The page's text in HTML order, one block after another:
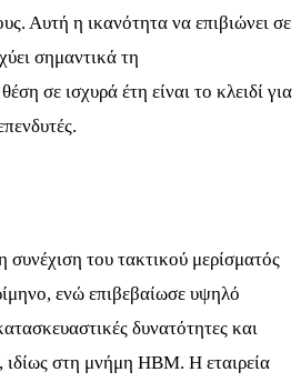
Αυτή η ικανότητα να επιβιώνει σε
σημαντικά τη
σε ισχυρά έτη είναι το κλειδί για
του τακτικού μερίσματός
ενώ επιβεβαίωσε υψηλό
δυνατότητες και
ιδίως στη μνήμη HBM. Η εταιρεία